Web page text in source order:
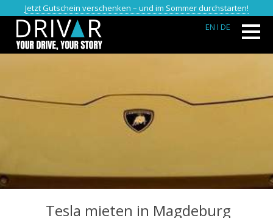
Jetzt Gutschein verschenken – und im Sommer durchstarten!
EN I DE
Tesla mieten in Magdeburg